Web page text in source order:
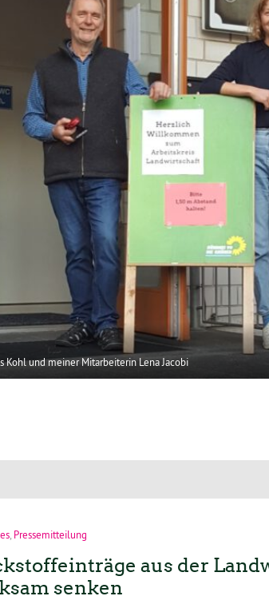
Kohl und meiner Mitarbeiterin Lena Jacobi
Pressemitteilung
aus der
senken